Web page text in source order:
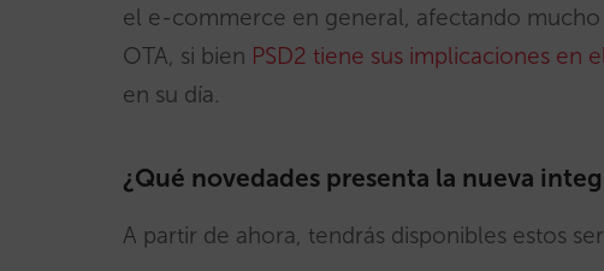
el e-commerce en general, afectando
OTA, si bien PSD2 tiene sus implicaciones en
en su día.
¿Qué novedades presenta la nueva
A partir de ahora, tendrás disponibles estos